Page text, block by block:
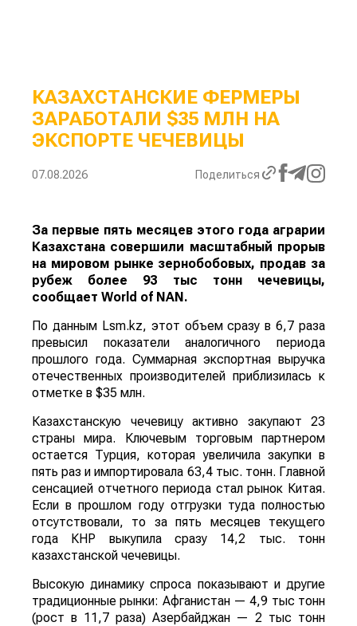
КАЗАХСТАНСКИЕ ФЕРМЕРЫ
ЗАРАБОТАЛИ $35 МЛН НА
ЭКСПОРТЕ ЧЕЧЕВИЦЫ
07.08.2026 Поделиться
За первые пять месяцев этого года аграрии
Казахстана совершили масштабный прорыв
на мировом рынке зернобобовых, продав за
рубеж более 93 тыс тонн чечевицы,
сообщаетWorld of NAN.
По данным Lsm.kz, этот объем сразу в 6,7 раза
превысил показатели аналогичного периода
прошлого года. Суммарная экспортная выручка
отметке в $35 млн.
Казахстанскую чечевицу активно закупают 23